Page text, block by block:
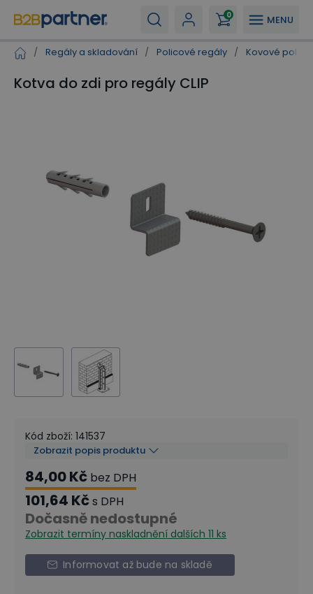
MENU
0
/ Regály a skladování / Policové regály / Kovové
Kotva do zdi pro regály CLIP
Kód zboží: 141537
Zobrazit popis produktu
84,00 Kč bez DPH
101,64 Kčs DPH
Dočasně nedostupné
Zobrazit termíny naskladnění dalších 11 ks
Informovat až bude na skladě